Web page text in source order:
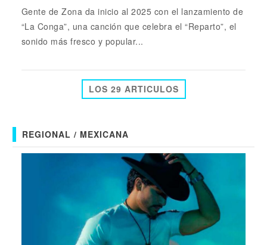
Gente de Zona da inicio al 2025 con el lanzamiento de
“La Conga”, una canción que celebra el “Reparto”, el
sonido más fresco y popular...
LOS 29 ARTICULOS
REGIONAL / MEXICANA